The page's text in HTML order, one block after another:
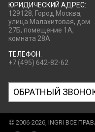
ЮРИДИЧЕСКИЙ АДРЕС:
129128, Город Москва,
улица Малахитовая, дом
27Б, помещение 1А,
комната 28А
ТЕЛЕФОН:
+7 (495) 642-82-62
ОБРАТНЫЙ
2006-2026, INGRI ВСЕ